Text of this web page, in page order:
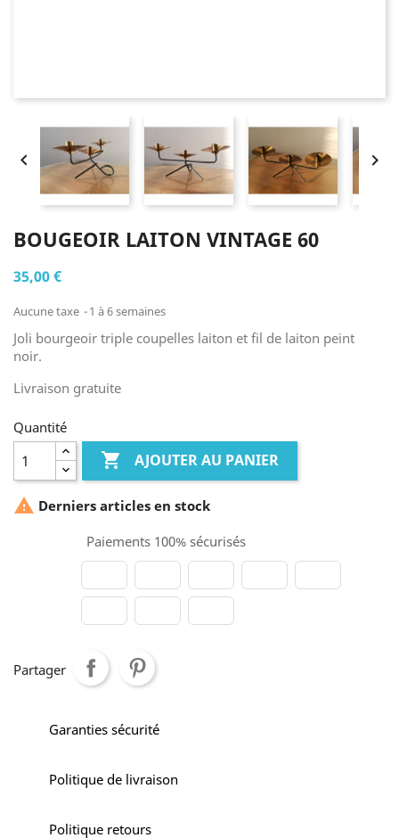
 
BOUGEOIR LAITON VINTAGE 60
35,00 €
Aucune taxe 1 à 6 semaines
Joli bourgeoir triple coupelles laiton et fil de laiton peint
noir.
Livraison gratuite
Quantité
 AJOUTER AU PANIER
 Derniers articles en stock
Paiements 100% sécurisés
Partager
Garanties sécurité
Politique de livraison
Politique retours